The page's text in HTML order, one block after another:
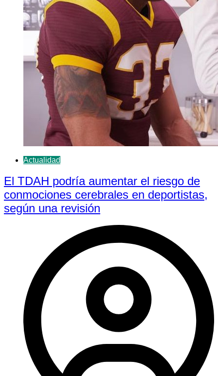
Actualidad
El TDAH podría aumentar el riesgo de
conmociones cerebrales en deportistas,
según una revisión